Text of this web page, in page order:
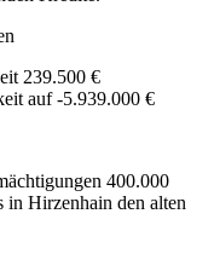
239.500 €
auf -5.939.000 €
400.000
in Hirzenhain den alten